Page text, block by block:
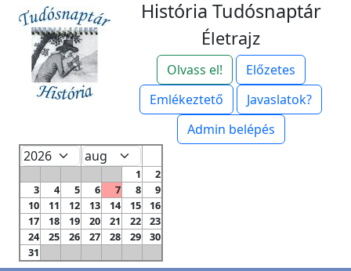
História Tudósnaptár
Életrajz
Olvass el!
Előzetes
Emlékeztető
Javaslatok?
Admin belépés
1
2
3
4 5 6 7 8
9
10
11 12 13 14 15
16
17
18 19 20 21 22
23
24
25 26 27 28 29
30
31